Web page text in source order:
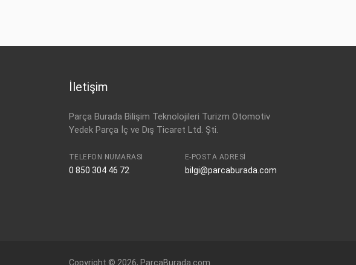
İletişim
Parça Burada Bilişim Teknolojileri Turizm Otomotiv
Yedek Parça İç ve Dış Ticaret Ltd. Şti.
TELEFON NUMARASI
0 850 304 46 72
E-POSTA ADRESI
bilgi@parcaburada.com
Copyright © 2026, ParcaBurada.com